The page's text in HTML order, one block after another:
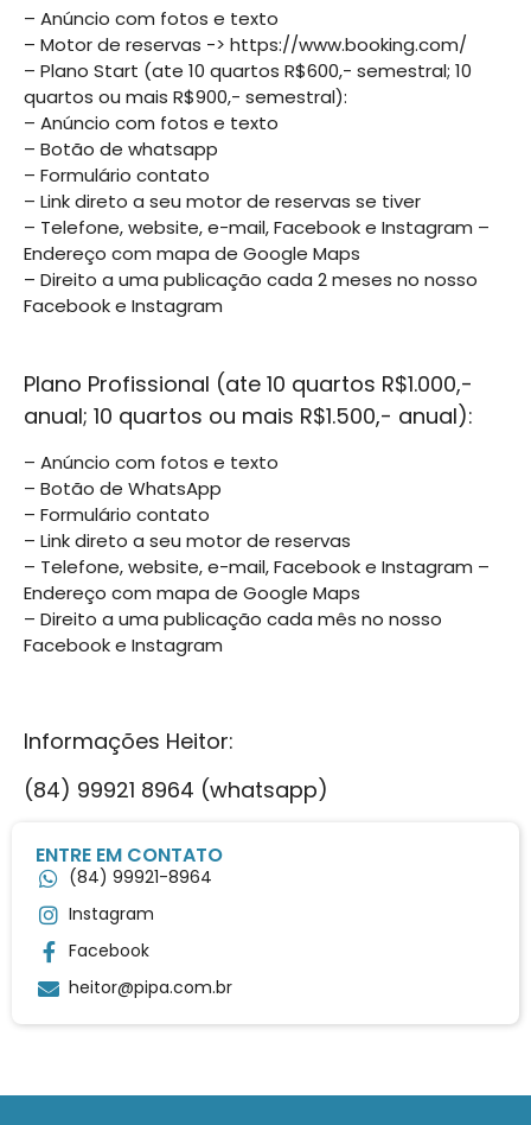
– Anúncio com fotos e texto
– Motor de reservas -> https://www.booking.com/
– Plano Start (ate 10 quartos R$600,- semestral; 10
quartos ou mais R$900,- semestral):
– Anúncio com fotos e texto
– Botão de whatsapp
– Formulário contato
– Link direto a seu motor de reservas se tiver
– Telefone, website, e-mail, Facebook e Instagram –
Endereço com mapa de Google Maps
– Direito a uma publicação cada 2 meses no nosso
Facebook e Instagram
Plano Profissional (ate 10 quartos R$1.000,-
anual; 10 quartos ou mais R$1.500,- anual):
– Anúncio com fotos e texto
– Botão de WhatsApp
– Formulário contato
– Link direto a seu motor de reservas
– Telefone, website, e-mail, Facebook e Instagram –
Endereço com mapa de Google Maps
– Direito a uma publicação cada mês no nosso
Facebook e Instagram
Informações Heitor:
(84) 99921 8964 (whatsapp)
ENTRE EM CONTATO
(84) 99921-8964
Instagram
Facebook
heitor@pipa.com.br